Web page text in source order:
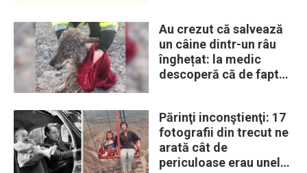
Au crezut că salvează
un câine dintr-un râu
înghețat: la medic
descoperă că de fapt
Părinţi inconştienţi: 17
fotografii din trecut ne
arată cât de
periculoase erau unele